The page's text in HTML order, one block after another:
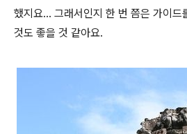
했지요... 그래서인지 한 번 쯤은 가이드
것도 좋을 것 같아요.